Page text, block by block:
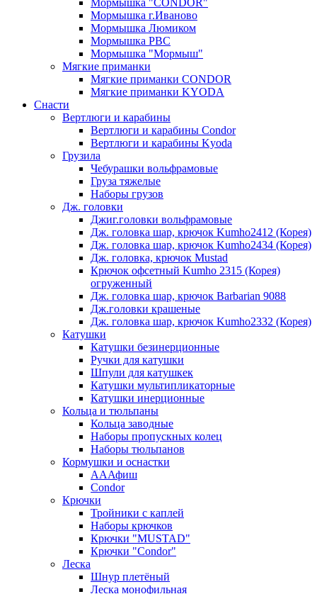
Мормышка г.Иваново
Мормышка Люмиком
Мормышка РВС
Мормышка "Мормыш"
Мягкие приманки
Мягкие приманки CONDOR
Мягкие приманки KYODA
Снасти
Вертлюги и карабины
Вертлюги и карабины Condor
Вертлюги и карабины Kyoda
Грузила
Чебурашки вольфрамовые
Груза тяжелые
Наборы грузов
Дж. головки
Джиг.головки вольфрамовые
Дж. головка шар, крючок Kumho2412 (Корея)
Дж. головка шар, крючок Kumho2434 (Корея)
Дж. головка, крючок Mustad
Крючок офсетный Kumho 2315 (Корея)
огруженный
Дж. головка шар, крючок Barbarian 9088
Дж.головки крашеные
Дж. головка шар, крючок Kumho2332 (Корея)
Катушки
Катушки безинерционные
Ручки для катушки
Шпули для катушкек
Катушки мультипликаторные
Катушки инерционные
Кольца и тюльпаны
Кольца заводные
Наборы пропускных колец
Наборы тюльпанов
Кормушки и оснастки
АААфиш
Condor
Крючки
Тройники с каплей
Наборы крючков
Крючки "MUSTAD"
Крючки "Condor"
Леска
Шнур плетёный
Леска монофильная